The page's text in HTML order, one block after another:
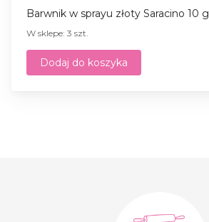
Barwnik w sprayu złoty Saracino 10 g
W sklepe: 3 szt.
Dodaj do koszyka